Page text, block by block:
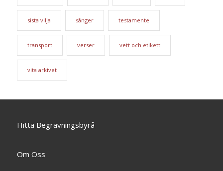
sista vilja sånger testamente
transport verser vett och etikett
vita arkivet
Hitta Begravningsbyrå
Om Oss